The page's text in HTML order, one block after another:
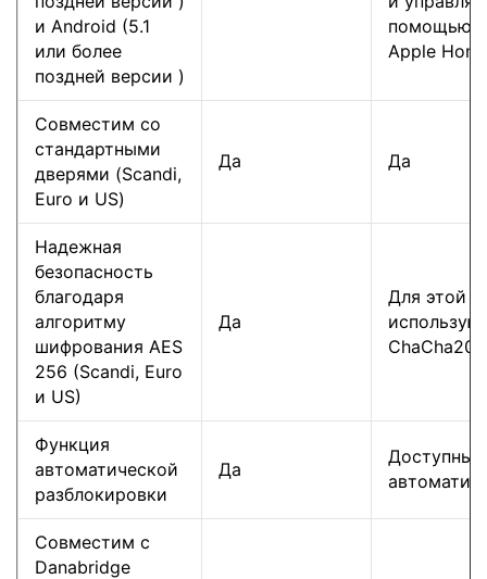
и Android (5.1
или более
поздней версии )
помощью
Apple
Совместим со
стандартными
дверями (Scandi,
Euro и US)
Да Да
Надежная
безопасность
благодаря
алгоритму
шифрования AES
256 (Scandi, Euro
и US)
Да
Для этой
ChaCha20
Функция
автоматической
разблокировки
Да
Доступны
Совместим с
Danabridge